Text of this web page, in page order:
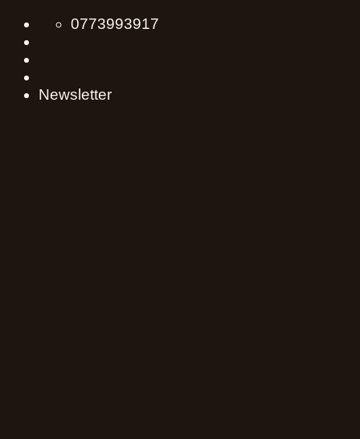
Skip
content
0773993917
Newsletter